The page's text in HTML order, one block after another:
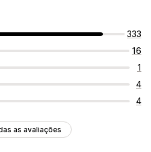
333
16
1
4
4
as avaliações